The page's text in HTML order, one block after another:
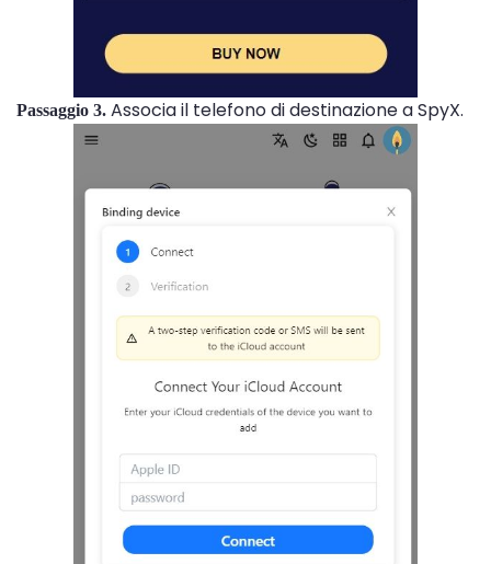
Passaggio 3. Associa il telefono di destinazione a SpyX.